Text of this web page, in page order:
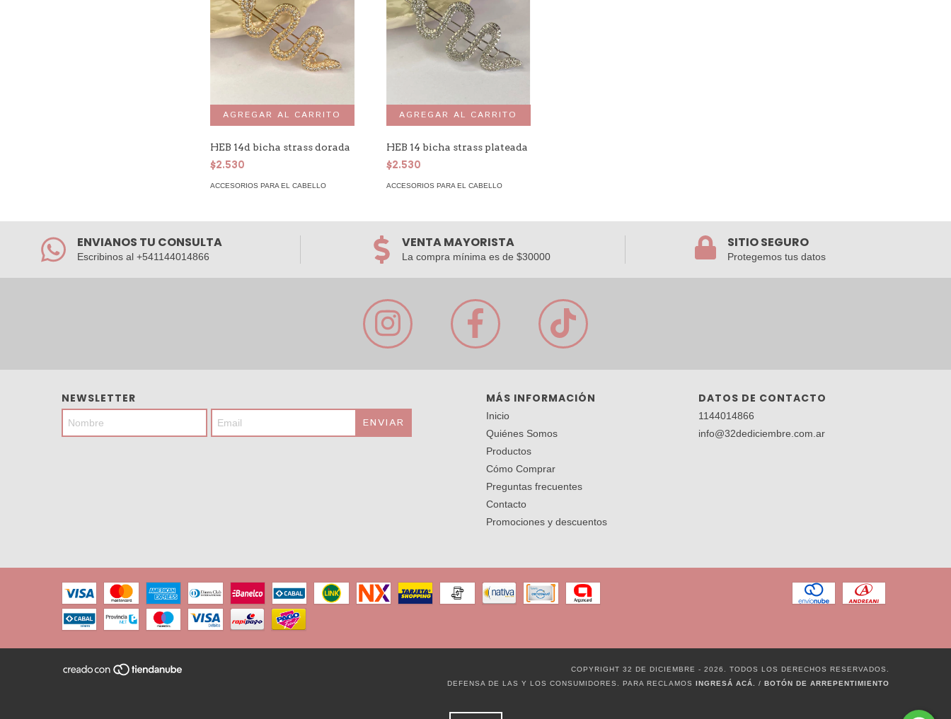
HEB 14d bicha strass dorada
$2.530
ACCESORIOS PARA EL CABELLO
HEB 14 bicha strass plateada
$2.530
ACCESORIOS PARA EL CABELLO
ENVIANOS TU CONSULTA
Escribinos al +541144014866
VENTA MAYORISTA
La compra mínima es de $30000
SITIO SEGURO
Protegemos tus datos
NEWSLETTER MÁS INFORMACIÓN
Inicio
Quiénes Somos
Productos
Cómo Comprar
Preguntas frecuentes
Contacto
Promociones y descuentos
DATOS DE CONTACTO
1144014866
info@32dediciembre.com.ar
COPYRIGHT 32 DE DICIEMBRE - 2026. TODOS LOS DERECHOS RESERVADOS.
DEFENSA DE LAS Y LOS CONSUMIDORES. PARA RECLAMOS
INGRESÁ ACÁ. / BOTÓN DE ARREPENTIMIENTO